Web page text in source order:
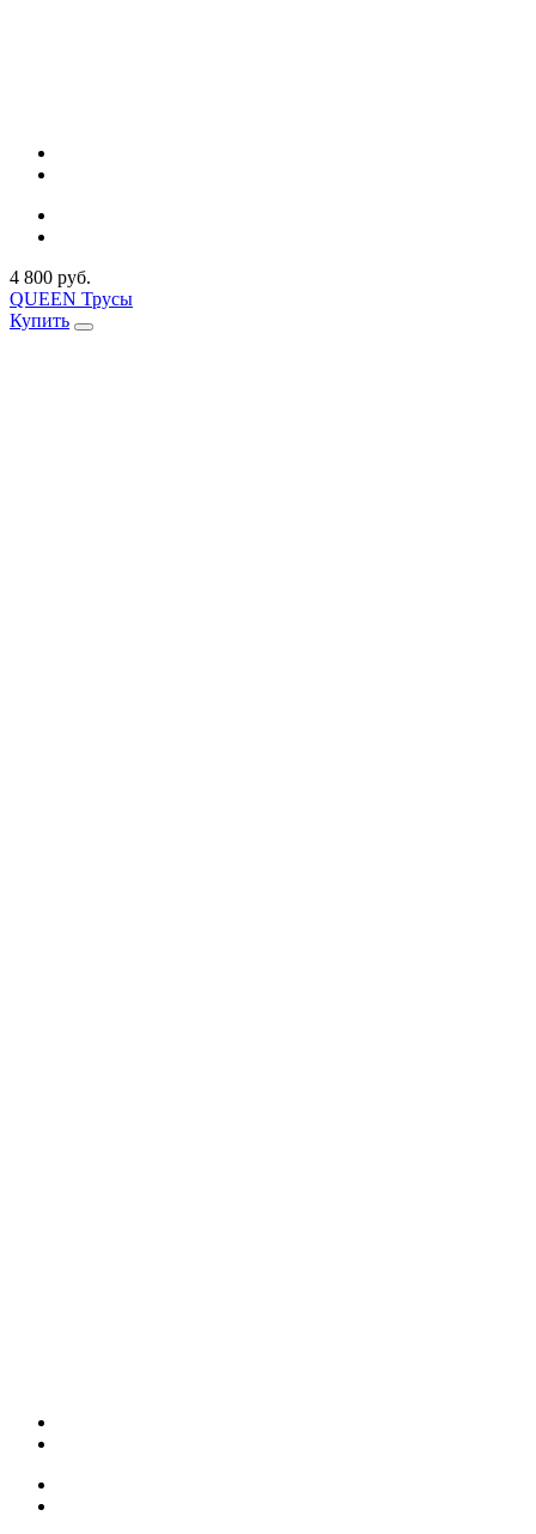
4 800 руб.
QUEEN Трусы
Купить